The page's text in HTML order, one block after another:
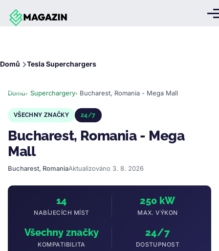
Přejít k hlavnímu obsahu
Domů Tesla Superchargers
Domů Superchargery Bucharest, Romania - Mega Mall
VŠECHNY ZNAČKY 24/7
Bucharest, Romania - Mega
Mall
Bucharest, RomaniaAktualizováno 3. 8. 2026
14
NABÍJECÍCH MÍST
250 kW
MAX. VÝKON
Všechny značky
KOMPATIBILITA
24/7
DOSTUPNOST